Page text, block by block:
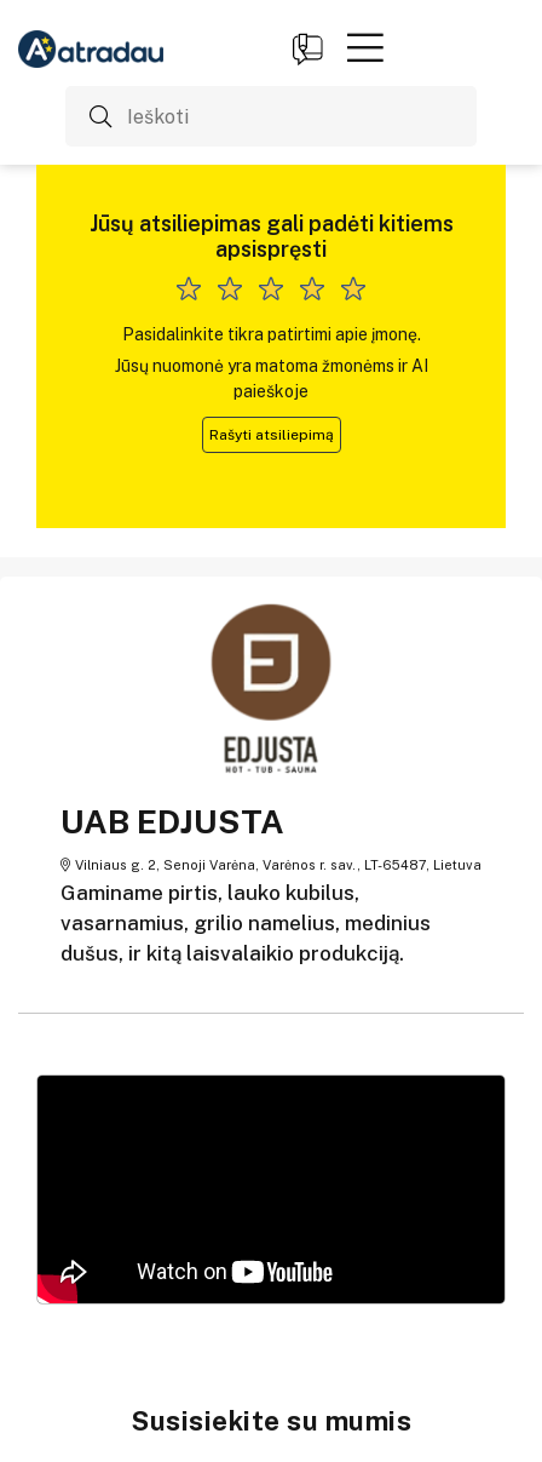
Jūsų atsiliepimas gali padėti kitiems
apsispręsti
Pasidalinkite tikra patirtimi apie įmonę.
Jūsų nuomonė yra matoma žmonėms ir AI
paieškoje
Rašyti atsiliepimą
UAB EDJUSTA
Vilniaus g. 2, Senoji Varėna, Varėnos r. sav., LT-65487, Lietuva
Gaminame pirtis, lauko kubilus,
vasarnamius, grilio namelius, medinius
dušus, ir kitą laisvalaikio produkciją.
Susisiekite su mumis